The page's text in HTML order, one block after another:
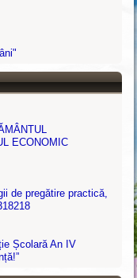
ECONOMIC
de pregătire practică,
Școlară An IV